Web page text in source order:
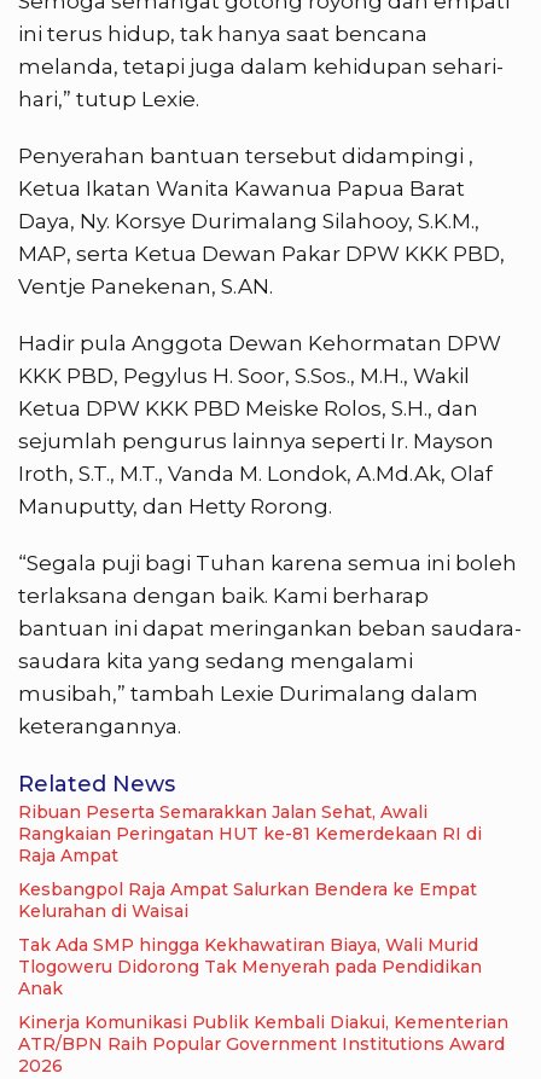
ini terus hidup, tak hanya saat bencana
melanda, tetapi juga dalam kehidupan sehari-
hari,” tutup Lexie.
Penyerahan bantuan tersebut didampingi ,
Ketua Ikatan Wanita Kawanua Papua Barat
Daya, Ny. Korsye Durimalang Silahooy, S.K.M.,
MAP, serta Ketua Dewan Pakar DPW KKK PBD,
Ventje Panekenan, S.AN.
Hadir pula Anggota Dewan Kehormatan DPW
KKK PBD, Pegylus H. Soor, S.Sos., M.H., Wakil
Ketua DPW KKK PBD Meiske Rolos, S.H., dan
sejumlah pengurus lainnya seperti Ir. Mayson
Iroth, S.T., M.T., Vanda M. Londok, A.Md.Ak, Olaf
Manuputty, dan Hetty Rorong.
“Segala puji bagi Tuhan karena semua ini boleh
terlaksana dengan baik. Kami berharap
bantuan ini dapat meringankan beban saudara-
saudara kita yang sedang mengalami
musibah,” tambah Lexie Durimalang dalam
keterangannya.
Related News
Ribuan Peserta Semarakkan Jalan Sehat, Awali
Rangkaian Peringatan HUT ke-81 Kemerdekaan RI di
Raja Ampat
Kesbangpol Raja Ampat Salurkan Bendera ke Empat
Kelurahan di Waisai
Tak Ada SMP hingga Kekhawatiran Biaya, Wali Murid
Tlogoweru Didorong Tak Menyerah pada Pendidikan
Anak
Kinerja Komunikasi Publik Kembali Diakui, Kementerian
ATR/BPN Raih Popular Government Institutions Award
2026